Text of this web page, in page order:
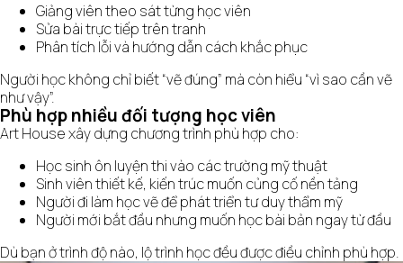
Giảng viên theo sát từng học viên
Sửa bài trực tiếp trên tranh
Phân tích lỗi và hướng dẫn cách khắc phục
Người học không chỉ biết “vẽ đúng” mà còn hiểu “vì sao cần vẽ
như vậy”.
Phù hợp nhiều đối tượng học viên
Art House xây dựng chương trình phù hợp cho:
Học sinh ôn luyện thi vào các trường mỹ thuật
Sinh viên thiết kế, kiến trúc muốn củng cố nền tảng
Người đi làm học vẽ để phát triển tư duy thẩm mỹ
Người mới bắt đầu nhưng muốn học bài bản ngay từ đầu
Dù bạn ở trình độ nào, lộ trình học đều được điều chỉnh phù hợp.